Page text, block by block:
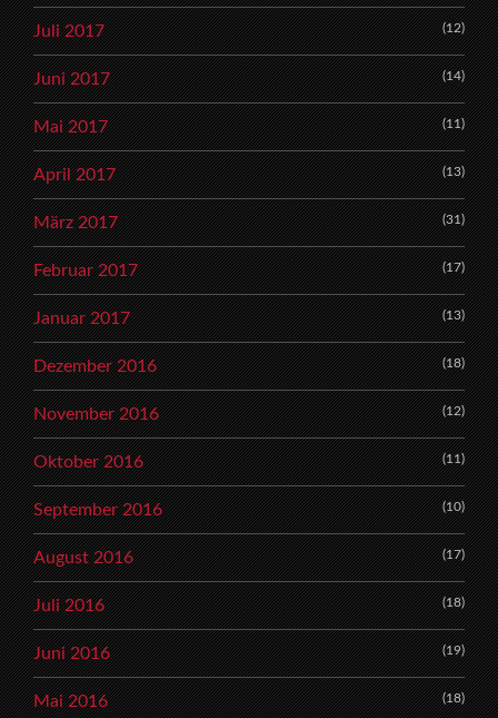
Juli 2017 (12)
Juni 2017 (14)
Mai 2017 (11)
April 2017 (13)
März 2017 (31)
Februar 2017 (17)
Januar 2017 (13)
Dezember 2016 (18)
November 2016 (12)
Oktober 2016 (11)
September 2016 (10)
August 2016 (17)
Juli 2016 (18)
Juni 2016 (19)
Mai 2016 (18)